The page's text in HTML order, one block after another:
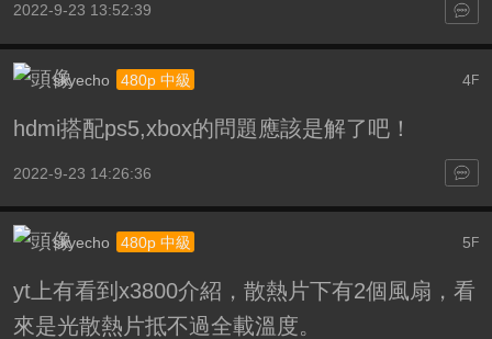
2022-9-23 13:52:39
4F
skyecho 480p 中級
hdmi搭配ps5,xbox的問題應該是解了吧！
2022-9-23 14:26:36
5 F
skyecho 480p 中級
yt上有看到x3800介紹，散熱片下有2個風扇，看
來是光散熱片抵不過全載溫度。